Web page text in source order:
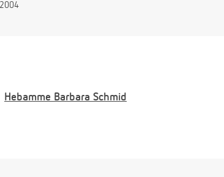
Hebamme Barbara Schmid